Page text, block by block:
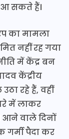
आ सकते हैं।
का मामला
नहीं रह गया
में केंद्र बन
केंद्रीय
रहे हैं, वहीं
में लाकर
आने वाले दिनों
गर्मी पैदा कर